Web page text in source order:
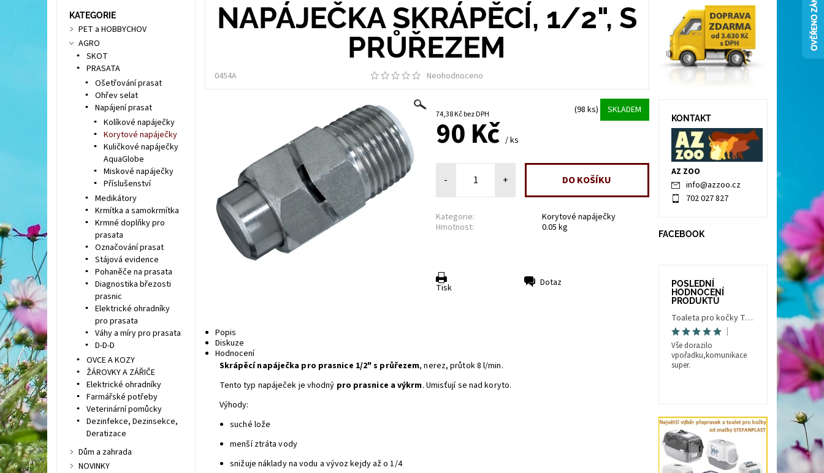
NAPÁJEČKA SKRÁPĚCÍ, 1/2", S
PRŮŘEZEM
0454A Neohodnoceno
74,38 Kč bez DPH (98 ks) SKLADEM
90 Kč/ ks
- +
Kategorie:
Korytové napáječky
Hmotnost:
0.05 kg
Tisk Dotaz
Popis
Diskuze
Hodnocení
Skrápěcí napáječka pro prasnice 1/2" s průřezem, nerez, průtok 8 l/min.
Tento typ napáječek je vhodný pro prasnice a výkrm. Umisťují se nad koryto.
Výhody:
suché lože
menší ztráta vody
snižuje náklady na vodu a vývoz kejdy až o 1/4
KATEGORIE
PET a HOBBYCHOV
AGRO
SKOT
PRASATA
Ošetřování prasat
Ohřev selat
Napájení prasat
Kolíkové napáječky
Korytové napáječky
Kuličkové napáječky
AquaGlobe
Miskové napáječky
Příslušenství
Medikátory
Krmítka a samokrmítka
Krmné doplňky pro
prasata
Označování prasat
Stájová evidence
Pohaněče na prasata
Diagnostika březosti
prasnic
Elektrické ohradníky
pro prasata
Váhy a míry pro prasata
D-D-D
OVCE A KOZY
ŽÁROVKY A ZÁŘIČE
Elektrické ohradníky
Farmářské potřeby
Veterinární pomůcky
Dezinfekce, Dezinsekce,
Deratizace
Dům a zahrada
NOVINKY
KONTAKT
AZ ZOO
info@azzoo.cz
702 027 827
FACEBOOK
POSLEDNÍ
HODNOCENÍ
PRODUKTŮ
Toaleta pro kočky Trés Chic Indoor Filter, krytá - kočičí WC s filtrem, holubí šedá/bílá
|
Vše dorazilo
vpořadku,komunikace
super.